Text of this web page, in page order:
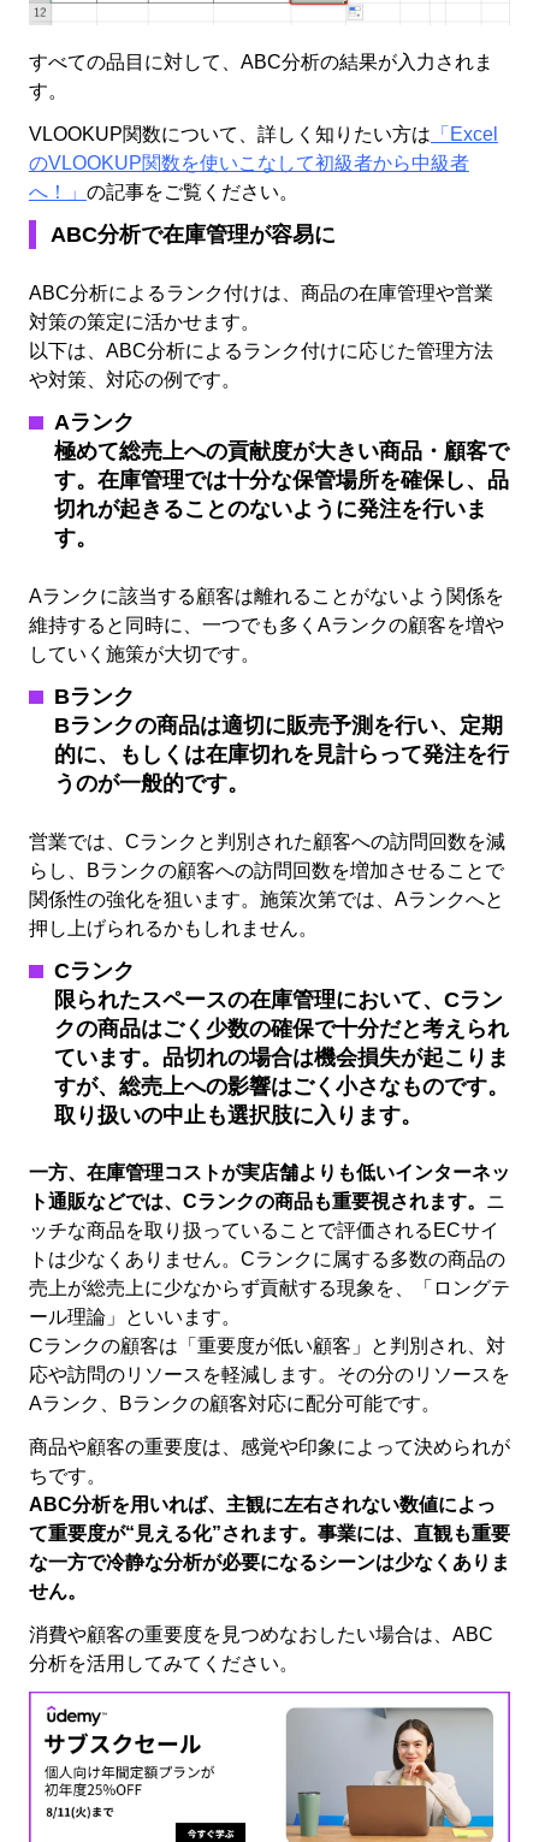
すべての品目に対して、ABC分析の結果が入力されま
す。
VLOOKUP関数について、詳しく知りたい方は 「Excel
のVLOOKUP関数を使いこなして初級者から中級者
へ！」 の記事をご覧ください。
ABC分析で在庫管理が容易に
ABC分析によるランク付けは、商品の在庫管理や営業
対策の策定に活かせます。
以下は、ABC分析によるランク付けに応じた管理方法
や対策、対応の例です。
Aランク
極めて総売上への貢献度が大きい商品・顧客で
す。在庫管理では十分な保管場所を確保し、品
切れが起きることのないように発注を行いま
す。
Aランクに該当する顧客は離れることがないよう関係を
維持すると同時に、一つでも多くAランクの顧客を増や
していく施策が大切です。
Bランク
Bランクの商品は適切に販売予測を行い、定期
的に、もしくは在庫切れを見計らって発注を行
うのが一般的です。
営業では、Cランクと判別された顧客への訪問回数を減
らし、Bランクの顧客への訪問回数を増加させることで
関係性の強化を狙います。施策次第では、Aランクへと
押し上げられるかもしれません。
Cランク
限られたスペースの在庫管理において、Cラン
クの商品はごく少数の確保で十分だと考えられ
ています。 品切れの場合は機会損失が起こりま
すが、総売上への影響はごく小さなものです。
取り扱いの中止も選択肢に入ります。
一方、在庫管理コストが実店舗よりも低いインターネッ
ト通販などでは、Cランクの商品も重要視されます。 ニ
ッチな商品を取り扱っていることで評価されるECサイ
トは少なくありません。Cランクに属する多数の商品の
売上が総売上に少なからず貢献する現象を、「ロングテ
ール理論」といいます。
Cランクの顧客は「重要度が低い顧客」と判別され、対
応や訪問のリソースを軽減します。その分のリソースを
Aランク、Bランクの顧客対応に配分可能です。
商品や顧客の重要度は、感覚や印象によって決められが
ちです。
ABC分析を用いれば、主観に左右されない数値によっ
て重要度が“見える化”されます。事業には、直観も重要
な一方で冷静な分析が必要になるシーンは少なくありま
せん。
消費や顧客の重要度を見つめなおしたい場合は、ABC
分析を活用してみてください。